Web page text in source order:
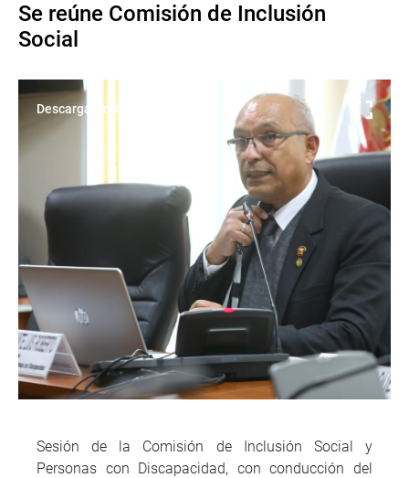
Se reúne Comisión de Inclusión
Social
Descargar foto
Sesión de la Comisión de Inclusión Social y
Personas con Discapacidad, con conducción del